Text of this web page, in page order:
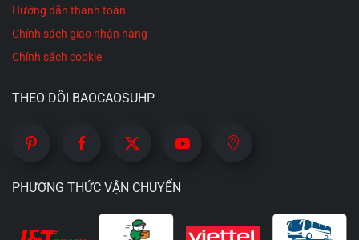
Hướng dẫn thanh toán
Chính sách giao nhận hàng
Chính sách cookie
THEO DÕI BAOCAOSUHP
PHƯƠNG THỨC VẬN CHUYỂN